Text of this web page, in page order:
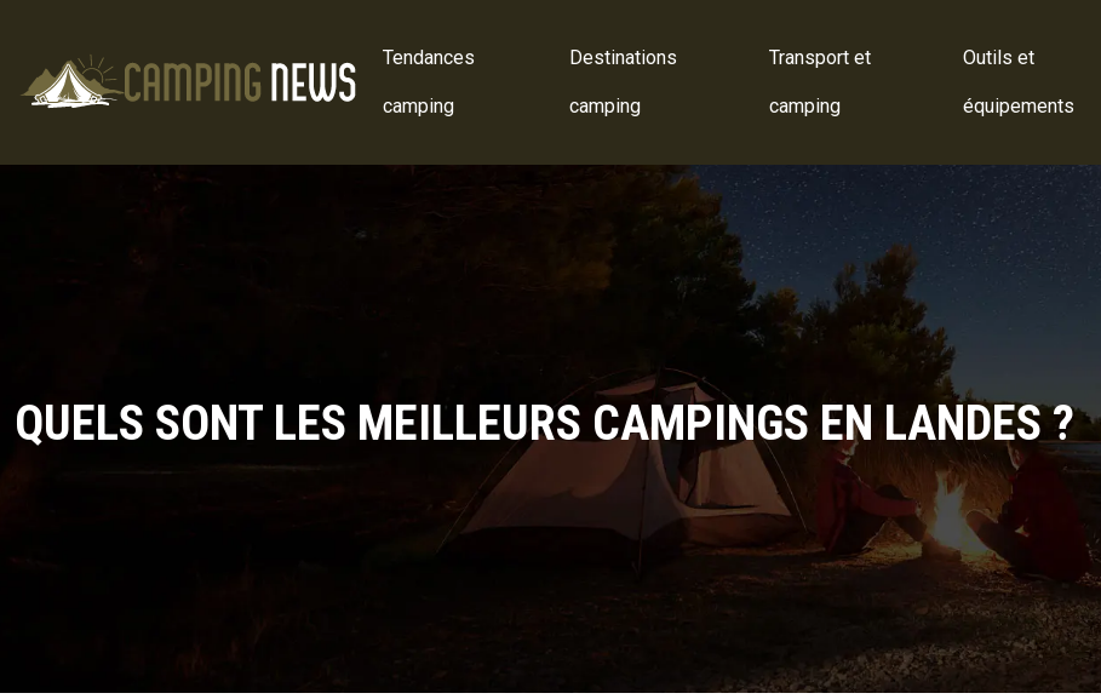
Tendances
camping
Destinations
camping
Transport et
camping
Outils et
équipements
QUELS SONT LES MEILLEURS CAMPINGS EN LANDES ?